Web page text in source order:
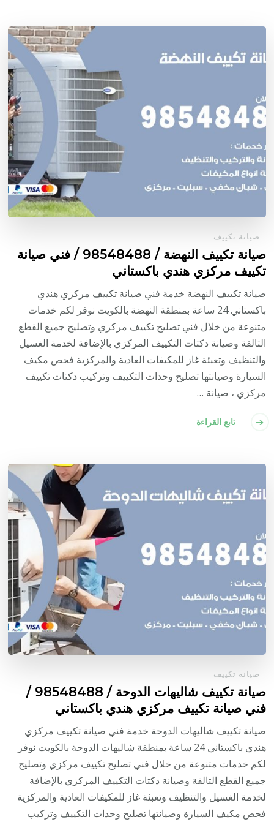
صيانة تكييف
صيانة تكييف النهضة / 98548488 / فني صيانة
تكييف مركزي هندي باكستاني
صيانة تكييف النهضة خدمة فني صيانة تكييف مركزي هندي
باكستاني 24 ساعة بمنطقة النهضة بالكويت نوفر لكم خدمات
متنوعة من خلال فني تصليح تكييف مركزي وتصليح جميع القطع
التالفة وصيانة دكتات التكييف المركزي بالإضافة لخدمة الغسيل
والتنظيف وتعبئة غاز للمكيفات العادية والمركزية فحص مكيف
السيارة وصيانتها تصليح وحدات التكييف وتركيب دكتات تكييف
مركزي ، صيانة …
تابع القراءة
صيانة تكييف
صيانة تكييف شاليهات الدوحة / 98548488 /
فني صيانة تكييف مركزي هندي باكستاني
صيانة تكييف شاليهات الدوحة خدمة فني صيانة تكييف مركزي
هندي باكستاني 24 ساعة بمنطقة شاليهات الدوحة بالكويت نوفر
لكم خدمات متنوعة من خلال فني تصليح تكييف مركزي وتصليح
جميع القطع التالفة وصيانة دكتات التكييف المركزي بالإضافة
لخدمة الغسيل والتنظيف وتعبئة غاز للمكيفات العادية والمركزية
فحص مكيف السيارة وصيانتها تصليح وحدات التكييف وتركيب